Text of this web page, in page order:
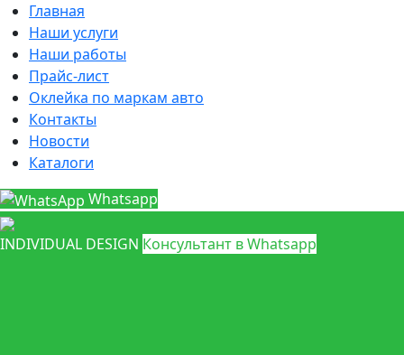
Главная
Наши услуги
Наши работы
Прайс-лист
Оклейка по маркам авто
Контакты
Новости
Каталоги
Whatsapp
INDIVIDUAL DESIGN Консультант в Whatsapp